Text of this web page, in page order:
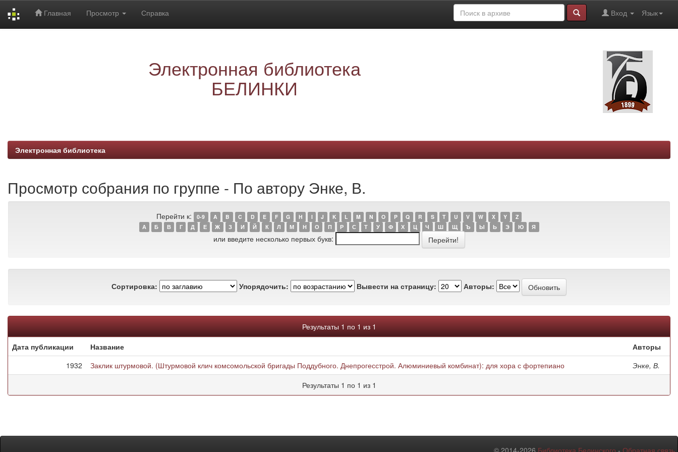
Главная Просмотр Справка Язык
Вход
Электронная библиотека
БЕЛИНКИ
Электронная библиотека
Просмотр собрания по группе - По автору Энке, В.
Перейти к: 0-9 A B C D E F G H I J K L M N O P Q R S T U V W X Y
Z
А
Б В Г Д Е Ж З И Й К Л М Н О П Р С Т У Ф Х Ц Ч Ш Щ Ъ Ы Ь Э Ю Я
или введите несколько первых букв:
Сортировка: Упорядочить: Вывести на страницу: Авторы:
Результаты 1 по 1 из 1
Дата публикации
Название
Авторы
1932
Заклик штурмовой. (Штурмовой клич комсомольской бригады Поддубного. Днепрогесстрой. Алюминиевый комбинат): для хора с фортепиано
Энке, В.
Результаты 1 по 1 из 1
© 2014-2026 Библиотека Белинского - Обратная связь